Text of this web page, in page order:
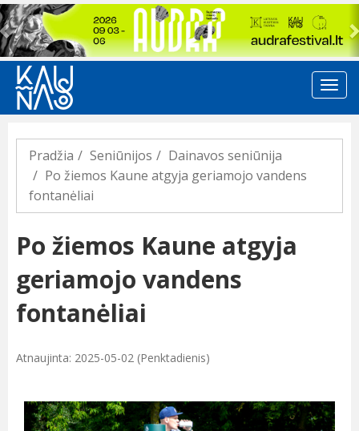
Previous
Pradžia Seniūnijos
Dainavos seniūnija
Po žiemos Kaune atgyja geriamojo vandens
fontanėliai
Po žiemos Kaune atgyja
geriamojo vandens
fontanėliai
Atnaujinta: 2025-05-02 (Penktadienis)